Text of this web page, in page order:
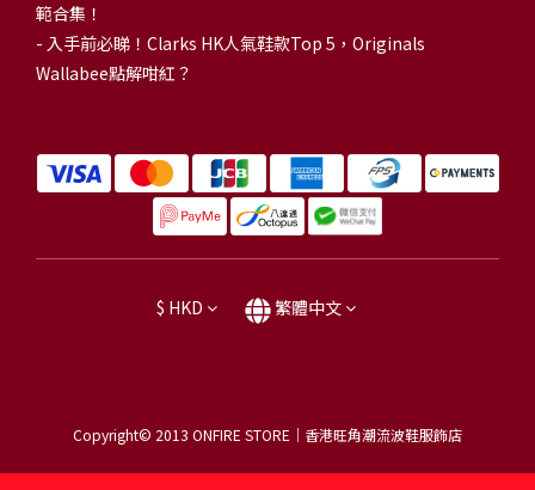
範合集！
- 入手前必睇！Clarks HK人氣鞋款Top 5，Originals
Wallabee點解咁紅？
$ HKD 繁體中文
Copyright© 2013 ONFIRE STORE｜香港旺角潮流波鞋服飾店